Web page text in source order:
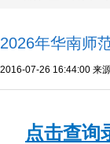
2026年华南师
2016-07-26 16:44:00 来
点击查询